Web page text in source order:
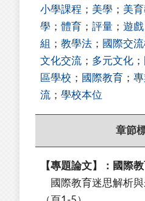
小學課程 ； 美學 ； 美
學 ； 體育 ； 評量 ； 遊戲
組 ； 教學法 ； 國際交
文化交流 ； 多元文化 ；
區學校 ； 國際教育 ；
流 ； 學校本位
章節
【專題論文】：國際
國際教育迷思解析與